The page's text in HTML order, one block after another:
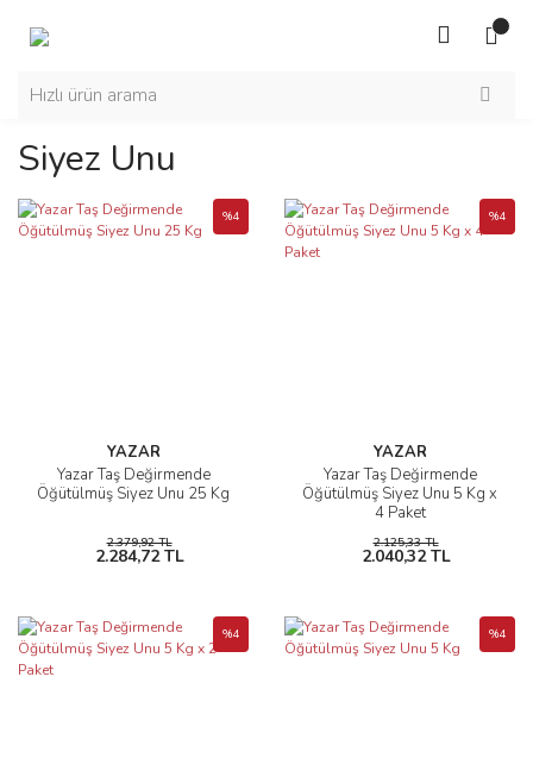
Siyez Unu
YAZAR
Yazar Taş Değirmende
Öğütülmüş Siyez Unu 25 Kg
%4
2.379,92 TL
2.284,72 TL
YAZAR
Yazar Taş Değirmende
Öğütülmüş Siyez Unu 5 Kg x
4 Paket
%4
2.125,33 TL
2.040,32 TL
%4 %4